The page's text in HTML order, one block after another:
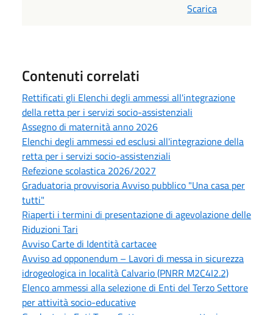
Scarica
Contenuti correlati
Rettificati gli Elenchi degli ammessi all'integrazione
della retta per i servizi socio-assistenziali
Assegno di maternità anno 2026
Elenchi degli ammessi ed esclusi all'integrazione della
retta per i servizi socio-assistenziali
Refezione scolastica 2026/2027
Graduatoria provvisoria Avviso pubblico "Una casa per
tutti"
Riaperti i termini di presentazione di agevolazione delle
Riduzioni Tari
Avviso Carte di Identità cartacee
Avviso ad opponendum – Lavori di messa in sicurezza
idrogeologica in località Calvario (PNRR M2C4I2.2)
Elenco ammessi alla selezione di Enti del Terzo Settore
per attività socio-educative